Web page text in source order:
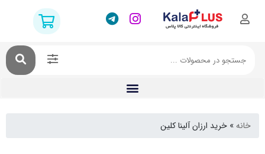
خرید ارزان آلینا کلین